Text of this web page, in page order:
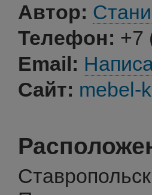
Автор:
Телефон: +7
Email:
Сайт: mebel-